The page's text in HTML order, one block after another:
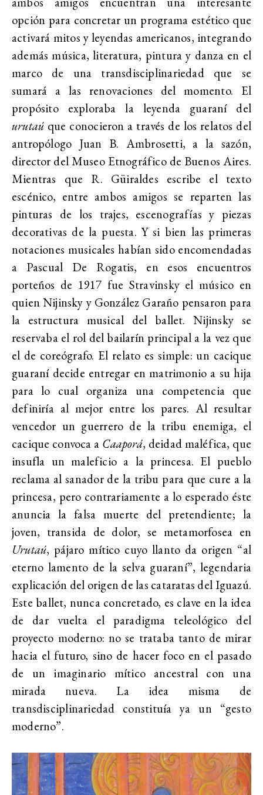
opción para concretar un programa estético que
activará mitos y leyendas americanos, integrando
además música, literatura, pintura y danza en el
marco de una transdisciplinariedad que se
sumará a las renovaciones del momento. El
propósito exploraba la leyenda guaraní del
urutaú que conocieron a través de los relatos del
antropólogo Juan B. Ambrosetti, a la sazón,
director del Museo Etnográfico de Buenos Aires.
Mientras que R. Güiraldes escribe el texto
escénico, entre ambos amigos se reparten las
pinturas de los trajes, escenografías y piezas
decorativas de la puesta. Y si bien las primeras
notaciones musicales habían sido encomendadas
a Pascual De Rogatis, en esos encuentros
porteños de 1917 fue Stravinsky el músico en
quien Nijinsky y González Garaño pensaron para
la estructura musical del ballet. Nijinsky se
reservaba el rol del bailarín principal a la vez que
el de coreógrafo. El relato es simple: un cacique
guaraní decide entregar en matrimonio a su hija
para lo cual organiza una competencia que
definiría al mejor entre los pares. Al resultar
vencedor un guerrero de la tribu enemiga, el
cacique convoca a Caaporá, deidad maléfica, que
insufla un maleficio a la princesa. El pueblo
reclama al sanador de la tribu para que cure a la
princesa, pero contrariamente a lo esperado éste
anuncia la falsa muerte del pretendiente; la
joven, transida de dolor, se metamorfosea en
Urutaú, pájaro mítico cuyo llanto da origen “al
eterno lamento de la selva guaraní”, legendaria
explicación del origen de las cataratas del Iguazú.
Este ballet, nunca concretado, es clave en la idea
de dar vuelta el paradigma teleológico del
proyecto moderno: no se trataba tanto de mirar
hacia el futuro, sino de hacer foco en el pasado
de un imaginario mítico ancestral con una
mirada nueva. La idea misma de
transdisciplinariedad constituía ya un “gesto
moderno”.